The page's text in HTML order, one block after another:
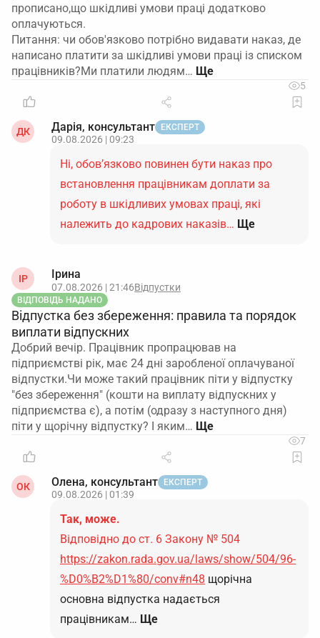
прописано,що шкідливі умови праці додатково
оплачуються.
Питання: чи обов'язково потрібно видавати наказ, де
написано платити за шкідливі умови праці із списком
працівників?Ми платили людям…
5
ДК Дарія, консультант ЕКСПЕРТ
09.08.2026 | 09:23
Ні, обов’язково повинен бути наказ про
встановлення працівникам доплати за
роботу в шкідливих умовах праці, які
належить до кадрових наказів… Ще
ІР Ірина
07.08.2026 | 21:46Відпустки
ВІДПОВІДЬ НАДАНО
Відпустка без збереження: правила та порядок
виплати відпускних
Добрий вечір. Працівник пропрацював на
підприємстві рік, має 24 дні заробленої оплачуваної
відпустки.Чи може такий працівник піти у відпустку
"без збереження" (кошти на виплату відпускних у
підприємства є), а потім (одразу з наступного дня)
піти у щорічну відпустку? І яким…
7
ОК Олена, консультант ЕКСПЕРТ
09.08.2026 | 01:39
Так, може.
Відповідно до ст. 6 Закону № 504
https://zakon.rada.gov.ua/laws/show/504/96-
%D0%B2%D1%80/conv#n48 щорічна
основна відпустка надається
працівникам… Ще